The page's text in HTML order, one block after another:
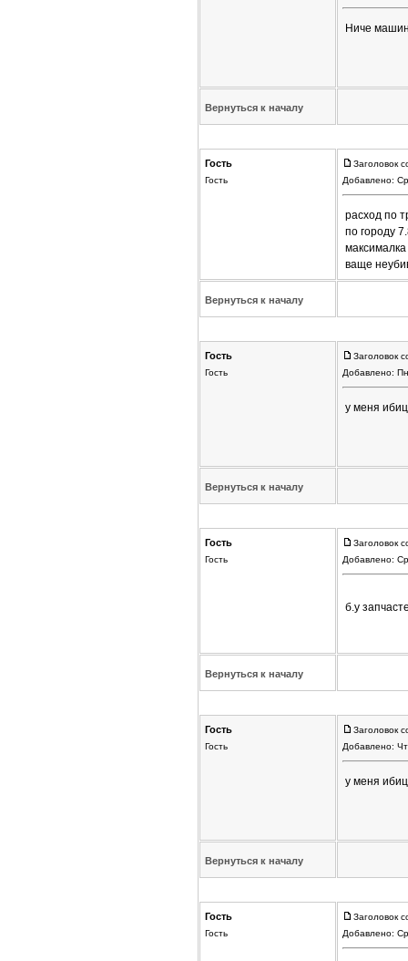
Ниче
Вернуться к началу
Гость
Гость
Заголовок
Добавлено:
расход по
по городу
ваще
Вернуться к началу
Гость
Гость
Заголовок
Добавлено:
у меня
Вернуться к началу
Гость
Гость
Заголовок
Добавлено:
б.у
Вернуться к началу
Гость
Гость
Заголовок
Добавлено:
у меня
Вернуться к началу
Гость
Гость
Заголовок
Добавлено: